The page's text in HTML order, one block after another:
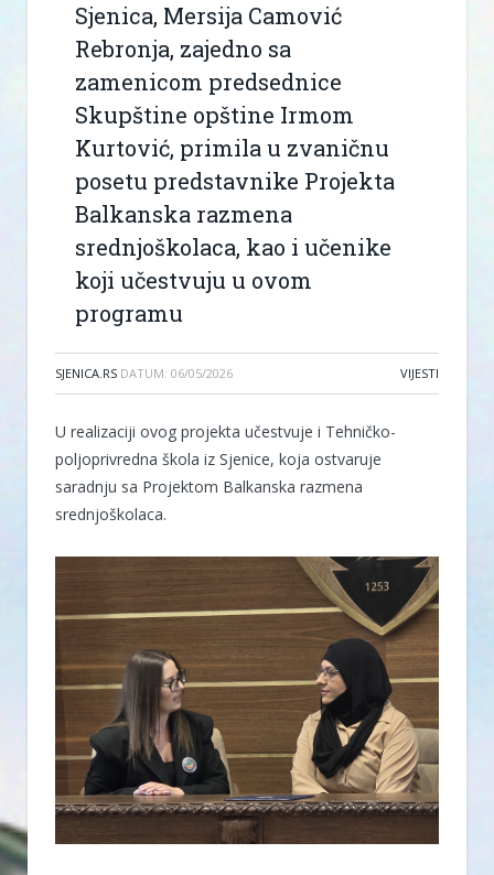
Sjenica, Mersija Camović
Rebronja, zajedno sa
zamenicom predsednice
Skupštine opštine Irmom
Kurtović, primila u zvaničnu
posetu predstavnike Projekta
Balkanska razmena
srednjoškolaca, kao i učenike
koji učestvuju u ovom
programu
SJENICA.RS DATUM: 06/05/2026 VIJESTI
U realizaciji ovog projekta učestvuje i Tehničko-
poljoprivredna škola iz Sjenice, koja ostvaruje
saradnju sa Projektom Balkanska razmena
srednjoškolaca.